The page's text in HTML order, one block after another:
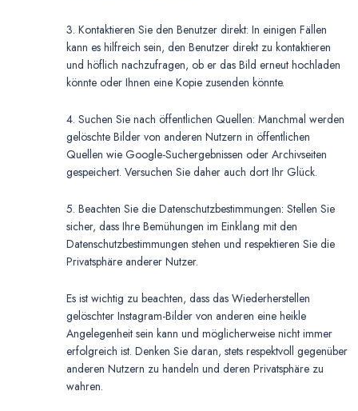
3. Kontaktieren Sie den Benutzer direkt: In einigen Fällen
kann es hilfreich sein, den Benutzer direkt zu kontaktieren
und höflich nachzufragen, ob er das Bild erneut hochladen
könnte oder Ihnen eine Kopie zusenden könnte.
4. Suchen Sie nach öffentlichen Quellen: Manchmal werden
gelöschte Bilder von anderen Nutzern in öffentlichen
Quellen wie Google-Suchergebnissen oder Archivseiten
gespeichert. Versuchen Sie daher auch dort Ihr Glück.
5. Beachten Sie die Datenschutzbestimmungen: Stellen Sie
sicher, dass Ihre Bemühungen im Einklang mit den
Datenschutzbestimmungen stehen und respektieren Sie die
Privatsphäre anderer Nutzer.
Es ist wichtig zu beachten, dass das Wiederherstellen
gelöschter Instagram-Bilder von anderen eine heikle
Angelegenheit sein kann und möglicherweise nicht immer
erfolgreich ist. Denken Sie daran, stets respektvoll gegenüber
anderen Nutzern zu handeln und deren Privatsphäre zu
wahren.